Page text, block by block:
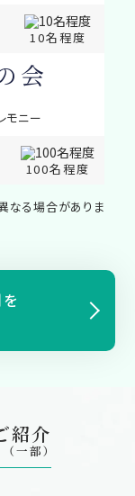
10名程度
会
モニー
100名程度
なる場合がありま
紹介
（一部）